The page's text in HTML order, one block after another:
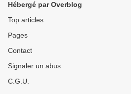
Hébergé par Overblog
Top articles
Pages
Contact
Signaler un abus
C.G.U.